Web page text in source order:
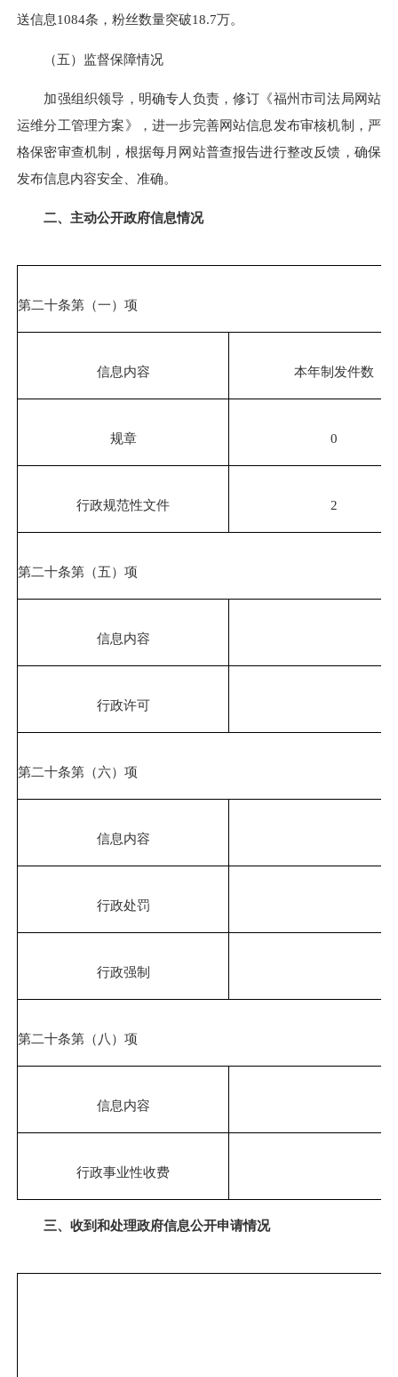
送信息1084条，粉丝数量突破18.7万。
（五）监督保障情况
加强组织领导，明确专人负责，修订《福州市司法局网站
运维分工管理方案》，进一步完善网站信息发布审核机制，严
格保密审查机制，根据每月网站普查报告进行整改反馈，确保
发布信息内容安全、准确。
二、主动公开政府信息情况
第二十条第（一）项
信息内容 本年制发件数
规章 0
行政规范性文件 2
第二十条第（五）项
信息内容
行政许可
第二十条第（六）项
信息内容
行政处罚
行政强制
第二十条第（八）项
信息内容
行政事业性收费
三、收到和处理政府信息公开申请情况